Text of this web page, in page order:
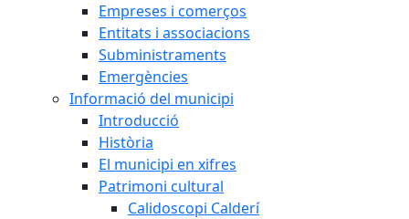
Empreses i comerços
Entitats i associacions
Subministraments
Emergències
Informació del municipi
Introducció
Història
El municipi en xifres
Patrimoni cultural
Calidoscopi Calderí